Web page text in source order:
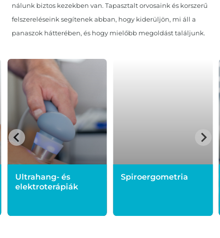
nálunk biztos kezekben van. Tapasztalt orvosaink és korszerű
felszereléseink segítenek abban, hogy kiderüljön, mi áll a
panaszok hátterében, és hogy mielőbb megoldást találjunk.
Ultrahang- és
elektroterápiák
Spiroergometria